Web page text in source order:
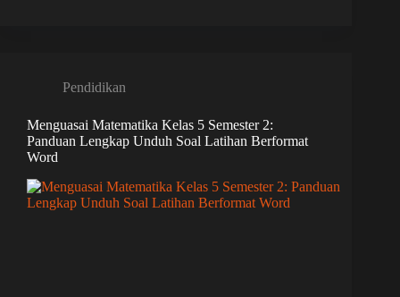
Pendidikan
Menguasai Matematika Kelas 5 Semester 2:
Panduan Lengkap Unduh Soal Latihan Berformat
Word